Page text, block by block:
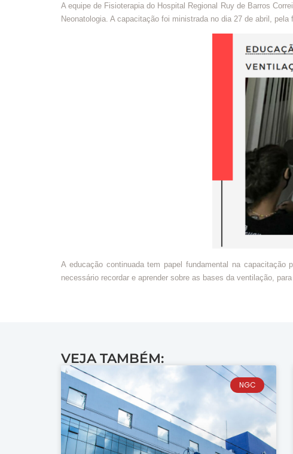
A equipe de Fisioterapia do Hospital Regional Ruy de Barros
Neonatologia. A capacitação foi ministrada no dia 27 de abril, pela
A educação continuada tem papel fundamental na
necessário recordar e aprender sobre as bases da ventilação,
VEJA TAMBÉM:
NGC